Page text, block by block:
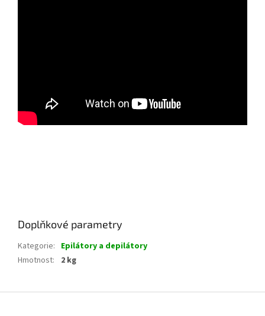
Doplňkové parametry
Kategorie: Epilátory a depilátory
Hmotnost: 2 kg